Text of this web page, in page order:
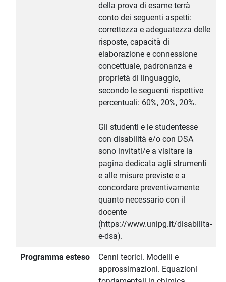
della prova di esame terrà
conto dei seguenti aspetti:
correttezza e adeguatezza delle
risposte, capacità di
elaborazione e connessione
concettuale, padronanza e
proprietà di linguaggio,
secondo le seguenti rispettive
percentuali: 60%, 20%, 20%.
Gli studenti e le studentesse
con disabilità e/o con DSA
sono invitati/e a visitare la
pagina dedicata agli strumenti
e alle misure previste e a
concordare preventivamente
quanto necessario con il
docente
(https://www.unipg.it/disabilita-
e-dsa).
Programma esteso
Cenni teorici. Modelli e
approssimazioni. Equazioni